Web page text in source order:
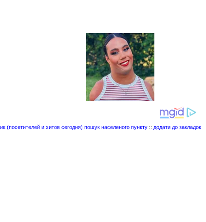
пошук населеного пункту :: додати до закладок